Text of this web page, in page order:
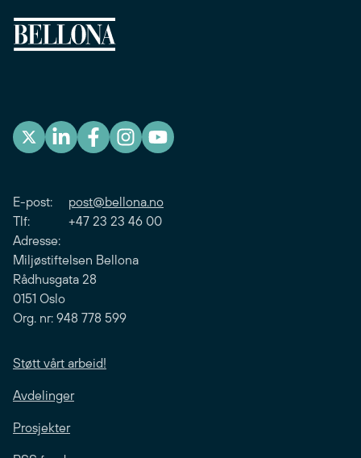
E-post: post@bellona.no
Tlf: +47 23 23 46 00
Adresse:
Miljøstiftelsen Bellona
Rådhusgata 28
0151 Oslo
Org. nr: 948 778 599
Støtt vårt arbeid!
Avdelinger
Prosjekter